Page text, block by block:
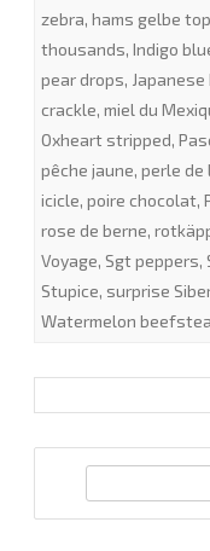
zebra, hams gelbe
thousands, Indigo
pear drops,
crackle, miel du
Oxheart stripped,
pêche jaune, perle de
icicle, poire chocolat,
rose de berne,
Voyage, Sgt peppers,
Stupice, surprise
Watermelon